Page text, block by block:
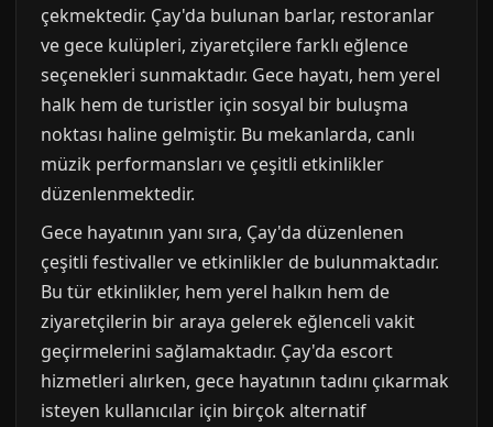
çekmektedir. Çay'da bulunan barlar, restoranlar
ve gece kulüpleri, ziyaretçilere farklı eğlence
seçenekleri sunmaktadır. Gece hayatı, hem yerel
halk hem de turistler için sosyal bir buluşma
noktası haline gelmiştir. Bu mekanlarda, canlı
müzik performansları ve çeşitli etkinlikler
düzenlenmektedir.
Gece hayatının yanı sıra, Çay'da düzenlenen
çeşitli festivaller ve etkinlikler de bulunmaktadır.
Bu tür etkinlikler, hem yerel halkın hem de
ziyaretçilerin bir araya gelerek eğlenceli vakit
geçirmelerini sağlamaktadır. Çay'da escort
hizmetleri alırken, gece hayatının tadını çıkarmak
isteyen kullanıcılar için birçok alternatif